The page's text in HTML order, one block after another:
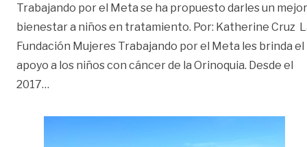
Trabajando por el Meta se ha propuesto darles un mejor
bienestar a niños en tratamiento. Por: Katherine Cruz
Fundación Mujeres Trabajando por el Meta les brinda el
apoyo a los niños con cáncer de la Orinoquia. Desde el
2017…